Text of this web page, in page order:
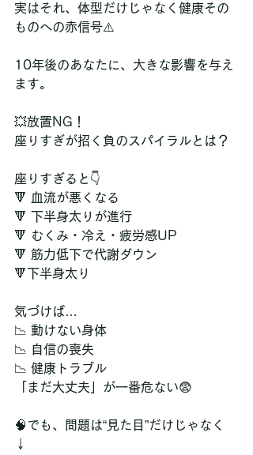
実はそれ、体型だけじゃなく健康その
ものへの赤信号⚠️
10年後のあなたに、大きな影響を与え
ます。
💥放置NG！
座りすぎが招く負のスパイラルとは？
座りすぎると👇
🔻 血流が悪くなる
🔻 下半身太りが進行
🔻 むくみ・冷え・疲労感UP
🔻 筋力低下で代謝ダウン
🔻下半身太り
気づけば…
📉 動けない身体
📉 自信の喪失
📉 健康トラブル
「まだ大丈夫」が一番危ない😨
🧠でも、問題は“見た目”だけじゃなく
↓